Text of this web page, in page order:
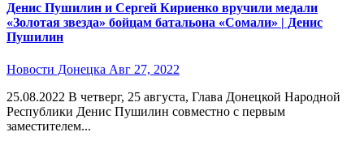
Денис Пушилин и Сергей Кириенко вручили медали
«Золотая звезда» бойцам батальона «Сомали» | Денис
Пушилин
Новости Донецка Авг 27, 2022
25.08.2022 В четверг, 25 августа, Глава Донецкой Народной
Республики Денис Пушилин совместно с первым
заместителем...